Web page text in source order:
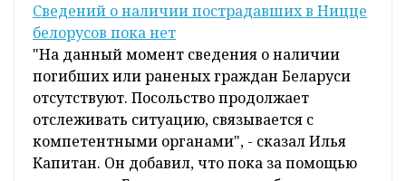
Сведений о наличии пострадавших в Ницце
белорусов пока нет
"На данный момент сведения о наличии
погибших или раненых граждан Беларуси
отсутствуют. Посольство продолжает
отслеживать ситуацию, связывается с
компетентными органами", - сказал Илья
Капитан. Он добавил, что пока за помощью